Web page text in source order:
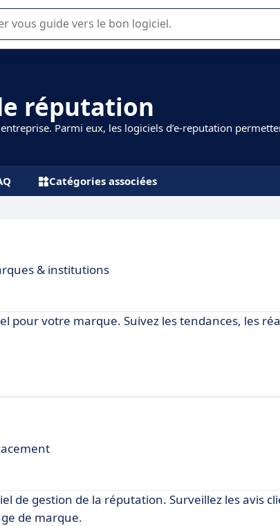
ou la sélection de logiciel SaaS en entreprise.
réputation
Parmi eux, les logiciels d’e-reputation
Catégories associées
& institutions
pour votre marque. Suivez les tendances, les
de gestion de la réputation. Surveillez les avis
de marque.